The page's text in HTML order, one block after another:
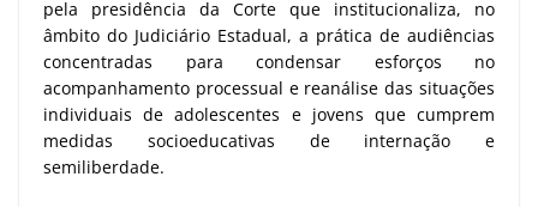
pela presidência da Corte que institucionaliza, no
âmbito do Judiciário Estadual, a prática de audiências
concentradas para condensar esforços no
acompanhamento processual e reanálise das situações
individuais de adolescentes e jovens que cumprem
medidas socioeducativas de internação e
semiliberdade.